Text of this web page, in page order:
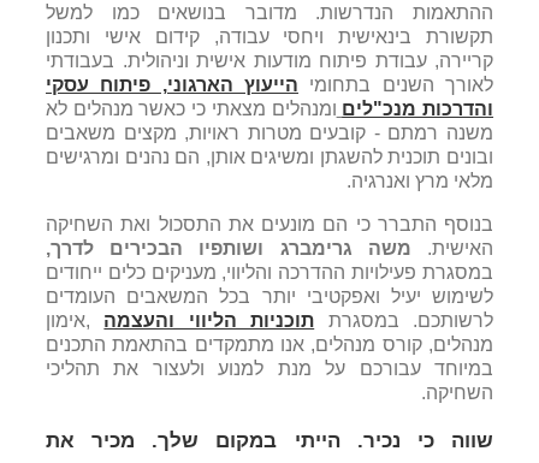
ההתאמות הנדרשות. מדובר בנושאים כמו למשל
תקשורת בינאישית ויחסי עבודה, קידום אישי ותכנון
קריירה, עבודת פיתוח מודעות אישית וניהולית. בעבודתי
לאורך השנים בתחומי הייעוץ הארגוני, פיתוח עסקי
והדרכות מנכ"לים ומנהלים מצאתי כי כאשר מנהלים לא
משנה רמתם - קובעים מטרות ראויות, מקצים משאבים
ובונים תוכנית להשגתן ומשיגים אותן, הם נהנים ומרגישים
מלאי מרץ ואנרגיה.
בנוסף התברר כי הם מונעים את התסכול ואת השחיקה
האישית. משה גרימברג ושותפיו הבכירים לדרך,
במסגרת פעילויות ההדרכה והליווי, מעניקים כלים ייחודים
לשימוש יעיל ואפקטיבי יותר בכל המשאבים העומדים
לרשותכם. במסגרת תוכניות הליווי והעצמה ,אימון
מנהלים, קורס מנהלים, אנו מתמקדים בהתאמת התכנים
במיוחד עבורכם על מנת למנוע ולעצור את תהליכי
השחיקה.
שווה כי נכיר. הייתי במקום שלך. מכיר את